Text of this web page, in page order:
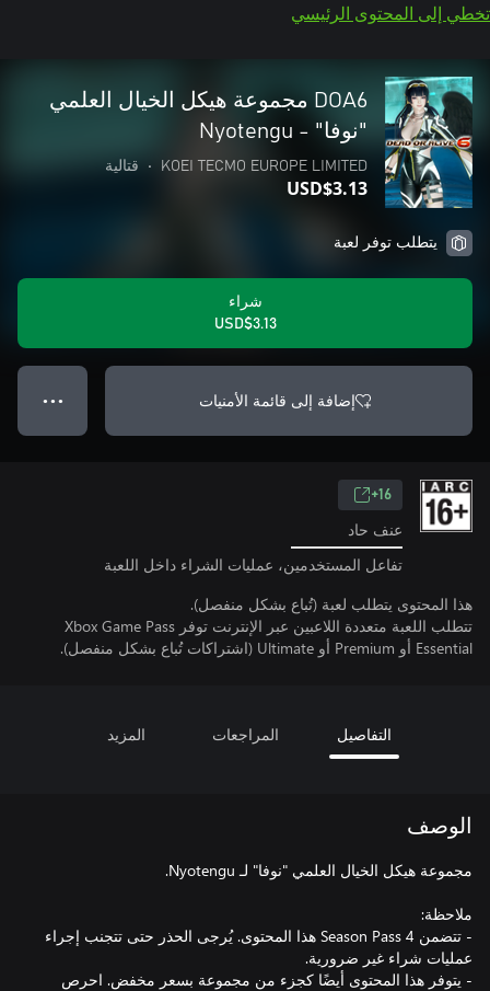
تخطي إلى المحتوى الرئيسي
DOA6 مجموعة هيكل الخيال العلمي
"نوفا" - Nyotengu
KOEI TECMO EUROPE LIMITED
• قتالية
USD$3.13
يتطلب توفر لعبة
شراء
USD$3.13
إضافة إلى قائمة الأمنيات ● ● ●
16+
عنف حاد
تفاعل المستخدمين، عمليات الشراء داخل اللعبة
هذا المحتوى يتطلب لعبة (تُباع بشكل منفصل).
تتطلب اللعبة متعددة اللاعبين عبر الإنترنت توفر Xbox Game Pass
Essential أو Premium أو Ultimate (اشتراكات تُباع بشكل منفصل).
التفاصيل المراجعات المزيد
الوصف
- تتضمن Season Pass 4 هذا المحتوى. يُرجى الحذر حتى تتجنب إجراء
- يتوفر هذا المحتوى أيضًا كجزء من مجموعة بسعر مخفض. احرص